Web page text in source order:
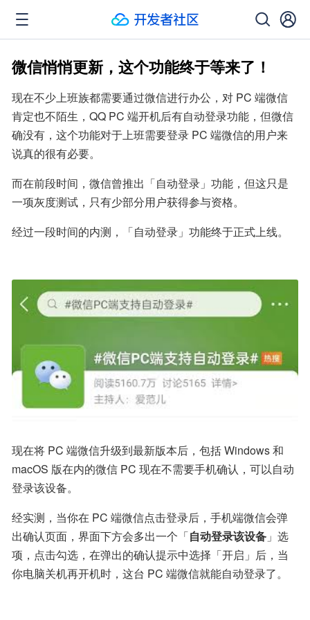
微信悄悄更新，这个功能终于等来了！
现在不少上班族都需要通过微信进行办公，对 PC 端微信
肯定也不陌生，QQ PC 端开机后有自动登录功能，但微信
确没有，这个功能对于上班需要登录 PC 端微信的用户来
说真的很有必要。
而在前段时间，微信曾推出「自动登录」功能，但这只是
一项灰度测试，只有少部分用户获得参与资格。
经过一段时间的内测，「自动登录」功能终于正式上线。
现在将 PC 端微信升级到最新版本后，包括 Windows 和
macOS 版在内的微信 PC 现在不需要手机确认，可以自动
登录该设备。
经实测，当你在 PC 端微信点击登录后，手机端微信会弹
出确认页面，界面下方会多出一个「自动登录该设备 」选
项，点击勾选，在弹出的确认提示中选择「开启」后，当
你电脑关机再开机时，这台 PC 端微信就能自动登录了。